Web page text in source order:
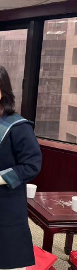
3 版 校友會
所、其他)